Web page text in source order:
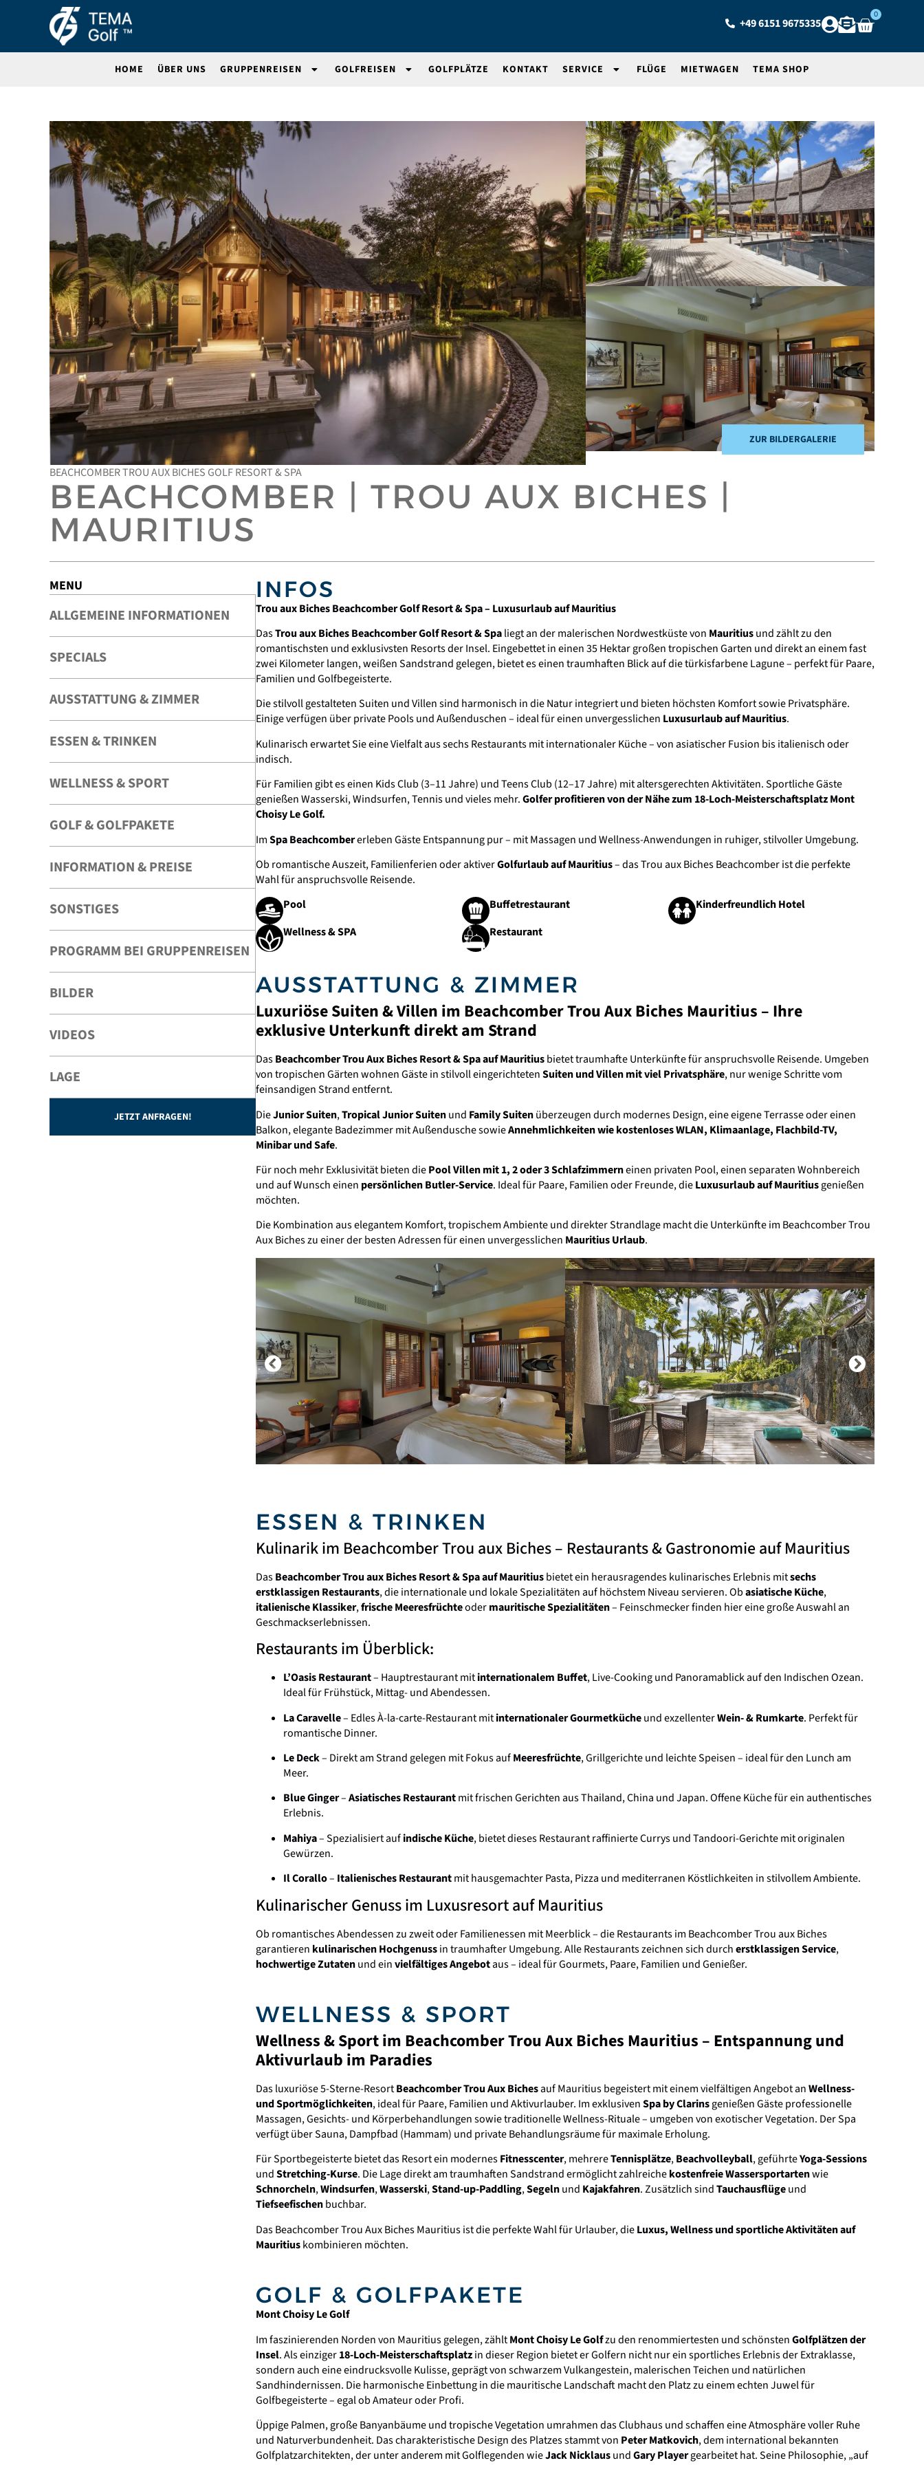
+49 6151 9675335
0
HOME ÜBER UNS GRUPPENREISEN GOLFREISEN GOLFPLÄTZE KONTAKT SERVICE FLÜGE MIETWAGEN TEMA SHOP
ZUR BILDERGALERIE
BEACHCOMBER TROU AUX BICHES GOLF RESORT & SPA
BEACHCOMBER | TROU AUX BICHES |
MAURITIUS
MENU
ALLGEMEINE INFORMATIONEN
SPECIALS
AUSSTATTUNG & ZIMMER
ESSEN & TRINKEN
WELLNESS & SPORT
GOLF & GOLFPAKETE
INFORMATION & PREISE
SONSTIGES
PROGRAMM BEI GRUPPENREISEN
BILDER
VIDEOS
LAGE
JETZT ANFRAGEN!
INFOS
Trou aux Biches Beachcomber Golf Resort & Spa – Luxusurlaub auf Mauritius
DasTrou aux Biches Beachcomber Golf Resort & Spaliegt an der malerischen Nordwestküste von Mauritiusund zählt zu den
romantischsten und exklusivsten Resorts der Insel. Eingebettet in einen 35 Hektar großen tropischen Garten und direkt an einem fast
zwei Kilometer langen, weißen Sandstrand gelegen, bietet es einen traumhaften Blick auf die türkisfarbene Lagune – perfekt für Paare,
Familien und Golfbegeisterte.
Die stilvoll gestalteten Suiten und Villen sind harmonisch in die Natur integriert und bieten höchsten Komfort sowie Privatsphäre.
Einige verfügen über private Pools und Außenduschen – ideal für einen unvergesslichen Luxusurlaub auf Mauritius.
Kulinarisch erwartet Sie eine Vielfalt aus sechs Restaurants mit internationaler Küche – von asiatischer Fusion bis italienisch oder
indisch.
Für Familien gibt es einen Kids Club (3–11 Jahre) und Teens Club (12–17 Jahre) mit altersgerechten Aktivitäten. Sportliche Gäste
genießen Wasserski, Windsurfen, Tennis und vieles mehr.Golfer profitieren von der Nähe zum 18-Loch-Meisterschaftsplatz Mont
Choisy Le Golf.
ImSpa Beachcombererleben Gäste Entspannung pur – mit Massagen und Wellness-Anwendungen in ruhiger, stilvoller Umgebung.
Ob romantische Auszeit, Familienferien oder aktiverGolfurlaub auf Mauritius– das Trou aux Biches Beachcomber ist die perfekte
Wahl für anspruchsvolle Reisende.
Pool
Buffetrestaurant
Kinderfreundlich Hotel
Wellness & SPA
Restaurant
AUSSTATTUNG & ZIMMER
Luxuriöse Suiten & Villen im Beachcomber Trou Aux Biches Mauritius – Ihre
exklusive Unterkunft direkt am Strand
DasBeachcomber Trou Aux Biches Resort & Spa auf Mauritiusbietet traumhafte Unterkünfte für anspruchsvolle Reisende. Umgeben
von tropischen Gärten wohnen Gäste in stilvoll eingerichtetenSuiten und Villen mit viel Privatsphäre, nur wenige Schritte vom
feinsandigen Strand entfernt.
DieJunior Suiten,Tropical Junior Suitenund Family Suitenüberzeugen durch modernes Design, eine eigene Terrasse oder einen
Balkon, elegante Badezimmer mit Außendusche sowieAnnehmlichkeiten wie kostenloses WLAN, Klimaanlage, Flachbild-TV,
Minibar und Safe.
Für noch mehr Exklusivität bieten diePool Villen mit 1, 2 oder 3 Schlafzimmerneinen privaten Pool, einen separaten Wohnbereich
und auf Wunsch einen persönlichen Butler-Service. Ideal für Paare, Familien oder Freunde, dieLuxusurlaub auf Mauritiusgenießen
möchten.
Die Kombination aus elegantem Komfort, tropischem Ambiente und direkter Strandlage macht die Unterkünfte im Beachcomber Trou
Aux Biches zu einer der besten Adressen für einen unvergesslichen Mauritius Urlaub.
ESSEN & TRINKEN
Kulinarik im Beachcomber Trou aux Biches – Restaurants & Gastronomie auf Mauritius
DasBeachcomber Trou aux Biches Resort & Spa auf Mauritiusbietet ein herausragendes kulinarisches Erlebnis mitsechs
erstklassigen Restaurants, die internationale und lokale Spezialitäten auf höchstem Niveau servieren. Obasiatische Küche,
italienische Klassiker,frische Meeresfrüchteodermauritische Spezialitäten– Feinschmecker finden hier eine große Auswahl an
Geschmackserlebnissen.
Restaurants im Überblick:
L’Oasis Restaurant– Hauptrestaurant mitinternationalem Buffet, Live-Cooking und Panoramablick auf den Indischen Ozean.
Ideal für Frühstück, Mittag- und Abendessen.
La Caravelle– Edles À-la-carte-Restaurant mitinternationaler Gourmetkücheund exzellenterWein- & Rumkarte. Perfekt für
romantische Dinner.
Le Deck– Direkt am Strand gelegen mit Fokus aufMeeresfrüchte, Grillgerichte und leichte Speisen – ideal für den Lunch am
Meer.
Blue Ginger–Asiatisches Restaurantmit frischen Gerichten aus Thailand, China und Japan. Offene Küche für ein authentisches
Erlebnis.
Mahiya– Spezialisiert aufindische Küche, bietet dieses Restaurant raffinierte Currys und Tandoori-Gerichte mit originalen
Gewürzen.
Il Corallo– Italienisches Restaurantmit hausgemachter Pasta, Pizza und mediterranen Köstlichkeiten in stilvollem Ambiente.
Kulinarischer Genuss im Luxusresort auf Mauritius
Ob romantisches Abendessen zu zweit oder Familienessen mit Meerblick – die Restaurants im Beachcomber Trou aux Biches
garantieren kulinarischen Hochgenussin traumhafter Umgebung. Alle Restaurants zeichnen sich durcherstklassigen Service,
hochwertige Zutatenund einvielfältiges Angebotaus – ideal für Gourmets, Paare, Familien und Genießer.
WELLNESS & SPORT
Wellness & Sport im Beachcomber Trou Aux Biches Mauritius – Entspannung und
Aktivurlaub im Paradies
Das luxuriöse 5-Sterne-ResortBeachcomber Trou Aux Bichesauf Mauritius begeistert mit einem vielfältigen Angebot anWellness-
und Sportmöglichkeiten, ideal für Paare, Familien und Aktivurlauber. Im exklusivenSpa by Clarinsgenießen Gäste professionelle
Massagen, Gesichts- und Körperbehandlungen sowie traditionelle Wellness-Rituale – umgeben von exotischer Vegetation. Der Spa
verfügt über Sauna, Dampfbad (Hammam) und private Behandlungsräume für maximale Erholung.
Für Sportbegeisterte bietet das Resort ein modernesFitnesscenter, mehrereTennisplätze,Beachvolleyball, geführteYoga-Sessions
undStretching-Kurse. Die Lage direkt am traumhaften Sandstrand ermöglicht zahlreichekostenfreie Wassersportartenwie
Schnorcheln,Windsurfen,Wasserski,Stand-up-Paddling,Segelnund Kajakfahren. Zusätzlich sindTauchausflügeund
Tiefseefischenbuchbar.
Das Beachcomber Trou Aux Biches Mauritius ist die perfekte Wahl für Urlauber, dieLuxus, Wellness und sportliche Aktivitäten auf
Mauritiuskombinieren möchten.
GOLF & GOLFPAKETE
Mont Choisy Le Golf
Im faszinierenden Norden von Mauritius gelegen, zähltMont Choisy Le Golfzu den renommiertesten und schönstenGolfplätzen der
Insel. Als einziger18-Loch-Meisterschaftsplatzin dieser Region bietet er Golfern nicht nur ein sportliches Erlebnis der Extraklasse,
sondern auch eine eindrucksvolle Kulisse, geprägt von schwarzem Vulkangestein, malerischen Teichen und natürlichen
Sandhindernissen. Die harmonische Einbettung in die mauritische Landschaft macht den Platz zu einem echten Juwel für
Golfbegeisterte – egal ob Amateur oder Profi.
Üppige Palmen, große Banyanbäume und tropische Vegetation umrahmen das Clubhaus und schaffen eine Atmosphäre voller Ruhe
und Naturverbundenheit. Das charakteristische Design des Platzes stammt von Peter Matkovich, dem international bekannten
Golfplatzarchitekten, der unter anderem mit Golflegenden wieJack NicklausundGary Playergearbeitet hat. Seine Philosophie, „auf